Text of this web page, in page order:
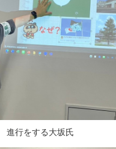
進行をする大坂氏